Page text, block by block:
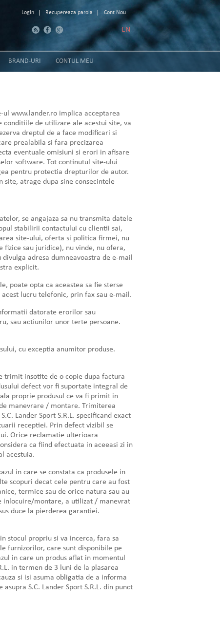
Login Recupereaza parola Cont Nou
EN
BRAND-URI CONTUL MEU
ul www.lander.ro implica acceptarea
de utilizare ale acestui site, va
dreptul de a face modificari si
prealabila si fara precizarea
eventuale omisiuni si erori in afisare
software. Tot continutul site-ului
pentru protectia drepturilor de autor.
site, atrage dupa sine consecintele
se angajaza sa nu transmita datele
stabilirii contactului cu clientii sai,
site-ului, oferta si politica firmei, nu
fizice sau juridice), nu vinde, nu ofera,
adresa dumneavoastra de e-mail
explicit.
poate opta ca aceastea sa fie sterse
lucru telefonic, prin fax sau e-mail.
datorate erorilor sau
sau actiunilor unor terte persoane.
cu exceptia anumitor produse.
trimit insotite de o copie dupa factura
defect vor fi suportate integral de
proprie produsul ce va fi primit in
manevrare / montare. Trimiterea
Lander Sport S.R.L. specificand exact
receptiei. Prin defect vizibil se
Orice reclamatie ulterioara
ca fiind efectuata in aceeasi zi in
acestuia.
in care se constata ca produsele in
scopuri decat cele pentru care au fost
termice sau de orice natura sau au
inlocuire/montare, a utilizat / manevrat
duce la pierderea garantiei.
stocul propriu si va incerca, fara sa
furnizorilor, care sunt disponibile pe
in care un produs aflat in momentul
in termen de 3 luni de la plasarea
si isi asuma obligatia de a informa
S.C. Lander Sport S.R.L. din punct